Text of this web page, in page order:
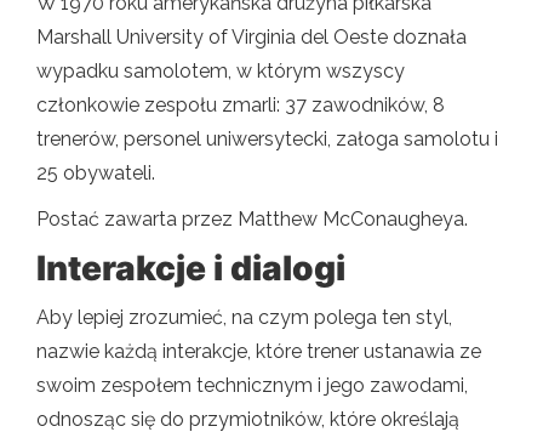
Marshall University of Virginia del Oeste doznała
wypadku samolotem, w którym wszyscy
członkowie zespołu zmarli: 37 zawodników, 8
trenerów, personel uniwersytecki, załoga samolotu i
25 obywateli.
Postać zawarta przez Matthew McConaugheya.
Interakcje i dialogi
Aby lepiej zrozumieć, na czym polega ten styl,
nazwie każdą interakcje, które trener ustanawia ze
swoim zespołem technicznym i jego zawodami,
odnosząc się do przymiotników, które określają